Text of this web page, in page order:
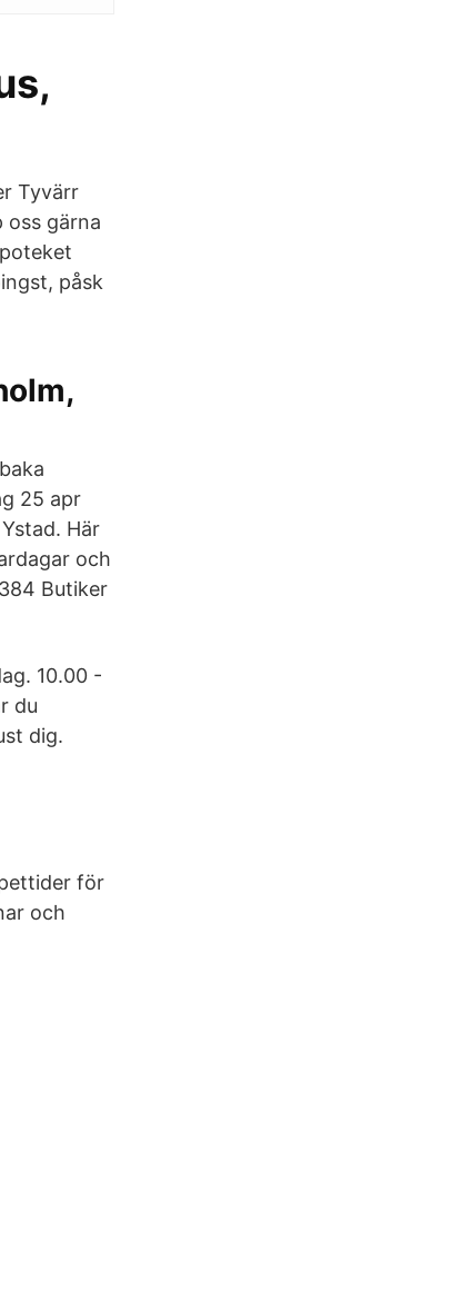
Tyvärr
oss gärna
påsk
25 apr
Här
och
Butiker
10.00 -
du
dig.
för
och